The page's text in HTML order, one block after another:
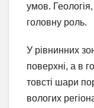
умов.
головну роль.
У рівнинних
поверхні, а в
товсті шари
вологих